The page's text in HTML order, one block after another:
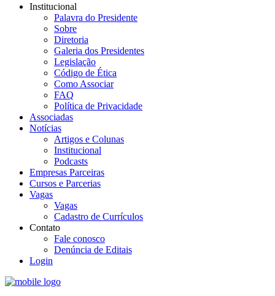
Institucional
Palavra do Presidente
Sobre
Diretoria
Galeria dos Presidentes
Legislação
Código de Ética
Como Associar
FAQ
Política de Privacidade
Associadas
Notícias
Artigos e Colunas
Institucional
Podcasts
Empresas Parceiras
Cursos e Parcerias
Vagas
Vagas
Cadastro de Currículos
Contato
Fale conosco
Denúncia de Editais
Login